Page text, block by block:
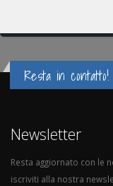
Resta in contatto!
Newsletter
Resta aggiornato con le
iscriviti alla nostra